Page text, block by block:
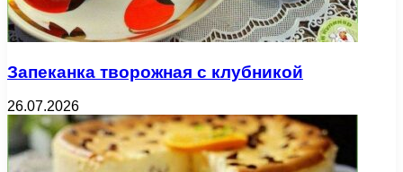
Запеканка творожная с клубникой
26.07.2026